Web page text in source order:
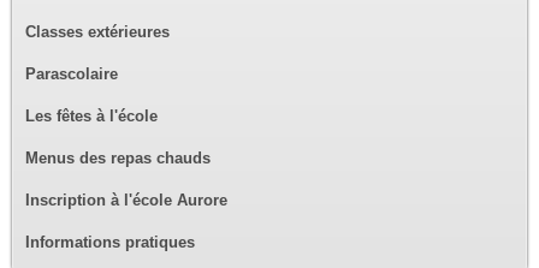
Classes extérieures
Parascolaire
Les fêtes à l'école
Menus des repas chauds
Inscription à l'école Aurore
Informations pratiques